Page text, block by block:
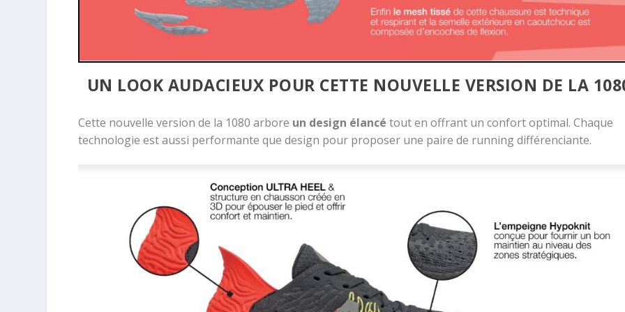
UN LOOK AUDACIEUX POUR CETTE NOUVELLE VERSION DE LA
Cette nouvelle version de la 1080 arbore un design élancé tout en offrant un confort optimal. Chaque
technologie est aussi performante que design pour proposer une paire de running différenciante.